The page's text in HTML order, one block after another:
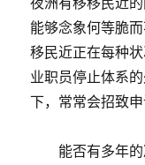
能够念象何等脆
移民近正在每种
业职员停止体系
下，常常会招致
能否有多年的